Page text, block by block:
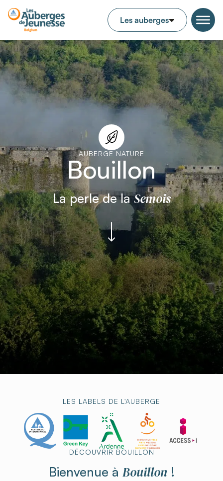
AUBERGE NATURE
Bouillon
La perle de laSemois
LES LABELS DE L'AUBERGE
DÉCOUVRIR BOUILLON
Bienvenue à Bouillon!